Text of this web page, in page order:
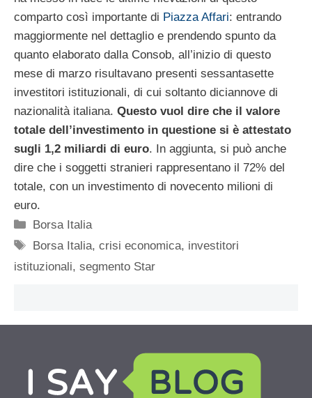
comparto così importante di Piazza Affari: entrando
maggiormente nel dettaglio e prendendo spunto da
quanto elaborato dalla Consob, all’inizio di questo
mese di marzo risultavano presenti sessantasette
investitori istituzionali, di cui soltanto diciannove di
nazionalità italiana. Questo vuol dire che il valore
totale dell’investimento in questione si è attestato
sugli 1,2 miliardi di euro. In aggiunta, si può anche
dire che i soggetti stranieri rappresentano il 72% del
totale, con un investimento di novecento milioni di
euro.
Categorie
Borsa Italia
Tag
Borsa Italia,crisi economica, investitori
istituzionali, segmento Star